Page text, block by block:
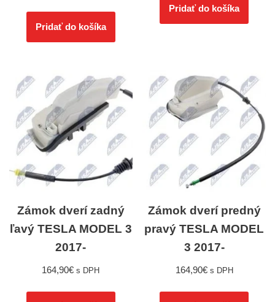
Pridať do košíka
Pridať do košíka
Zámok dverí zadný
ľavý TESLA MODEL 3
2017-
164,90€ s DPH
Zámok dverí predný
pravý TESLA MODEL
3 2017-
164,90€ s DPH